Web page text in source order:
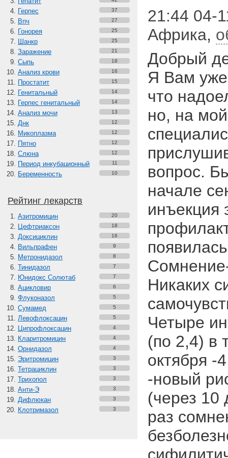
Герпес 37
Впч 27
Гонорея 25
Шанкр 25
Заражение 21
Сыпь 18
Анализ крови 16
Простатит 15
Генитальный 14
Герпес генитальный 14
Анализ мочи 13
Днк 12
Микоплазма 12
Пятно 12
Слюна 12
Период инкубационный 11
Беременность 10
Рейтинг лекарств
Азитромицин 20
Цефтриаксон 18
Доксициклин 16
Вильпрафен 9
Метронидазол 8
Тинидазол 7
Юнидокс Солютаб 7
Ацикловир 6
Флуконазол 5
Сумамед 5
Левофлоксацин 5
Ципрофлоксацин 4
Кларитромицин 4
Орнидазол 4
Эритромицин 3
Тетрациклин 3
Трихопол 3
Анти-Э 3
Дифлюкан 3
Клотримазол 3
21:44 04-
Африка,
Добрый
Я Вам уже
что
но, на
вопрос.
начале
инъекция
Никаких
Четыре
(по 2,4) в
октября -
-новый
(через 10
раз